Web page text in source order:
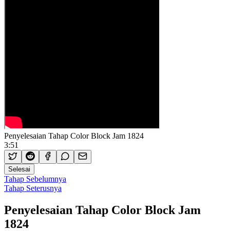
Penyelesaian Tahap Color Block Jam 1824
3:51
Selesai
Tahap Sebelumnya
Tahap Seterusnya
Penyelesaian Tahap Color Block Jam
1824